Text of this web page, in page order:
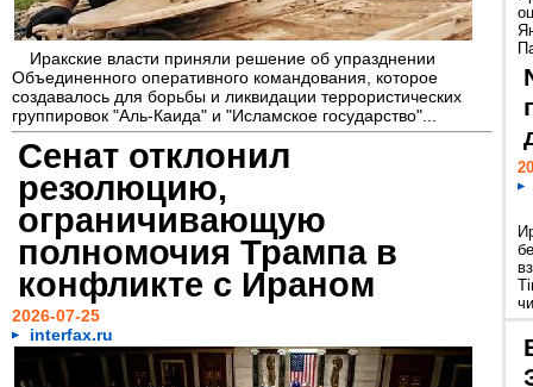
Иракские власти приняли решение об упразднении
Объединенного оперативного командования, которое
создавалось для борьбы и ликвидации террористических
группировок "Аль-Каида" и "Исламское государство"...
Сенат отклонил
резолюцию,
ограничивающую
полномочия Трампа в
конфликте с Ираном
2026-07-25
interfax.ru